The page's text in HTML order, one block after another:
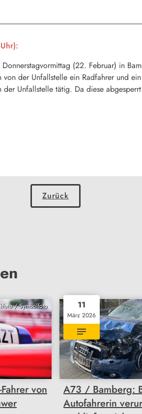
(22. Februar) in
der Unfallstelle ein Radfahrer und
Unfallstelle tätig. Da diese
Zurück
/ Symbolfoto
von
11
März 2026
A73 / Bamberg:
Autofahrerin